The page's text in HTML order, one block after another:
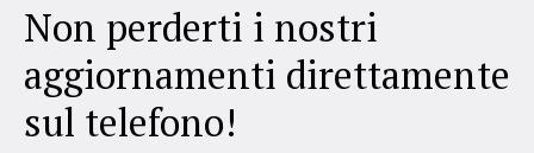
Non perderti i nostri
aggiornamenti direttamente
sul telefono!